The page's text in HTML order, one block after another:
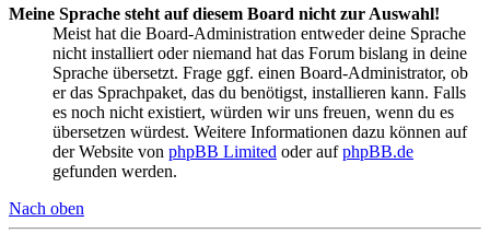
Meine Sprache steht auf diesem Board nicht zur Auswahl!
Meist hat die Board-Administration entweder deine Sprache
nicht installiert oder niemand hat das Forum bislang in deine
Sprache übersetzt. Frage ggf. einen Board-Administrator, ob
er das Sprachpaket, das du benötigst, installieren kann. Falls
es noch nicht existiert, würden wir uns freuen, wenn du es
übersetzen würdest. Weitere Informationen dazu können auf
der Website von phpBB Limited oder aufphpBB.de
gefunden werden.
Nach oben